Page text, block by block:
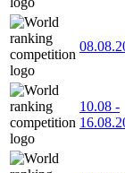
10.08 -